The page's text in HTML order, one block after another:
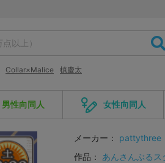
Collar×Malice 槙慶太
男性向同人 女性向同人
メーカー：
pattythree
作品：
あんさんぶるス